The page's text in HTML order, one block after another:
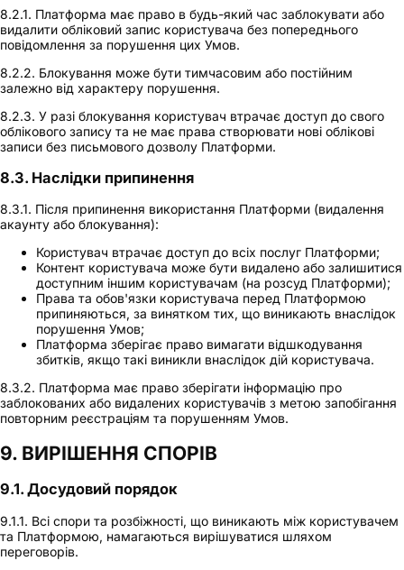
8.2.1. Платформа має право в будь-який час заблокувати або
видалити обліковий запис користувача без попереднього
повідомлення за порушення цих Умов.
8.2.2. Блокування може бути тимчасовим або постійним
залежно від характеру порушення.
8.2.3. У разі блокування користувач втрачає доступ до свого
облікового запису та не має права створювати нові облікові
записи без письмового дозволу Платформи.
8.3. Наслідки припинення
8.3.1. Після припинення використання Платформи (видалення
акаунту або блокування):
Користувач втрачає доступ до всіх послуг Платформи;
Контент користувача може бути видалено або залишитися
доступним іншим користувачам (на розсуд Платформи);
Права та обов'язки користувача перед Платформою
припиняються, за винятком тих, що виникають внаслідок
порушення Умов;
Платформа зберігає право вимагати відшкодування
збитків, якщо такі виникли внаслідок дій користувача.
8.3.2. Платформа має право зберігати інформацію про
заблокованих або видалених користувачів з метою запобігання
повторним реєстраціям та порушенням Умов.
9. ВИРІШЕННЯ СПОРІВ
9.1. Досудовий порядок
9.1.1. Всі спори та розбіжності, що виникають між користувачем
та Платформою, намагаються вирішуватися шляхом
переговорів.